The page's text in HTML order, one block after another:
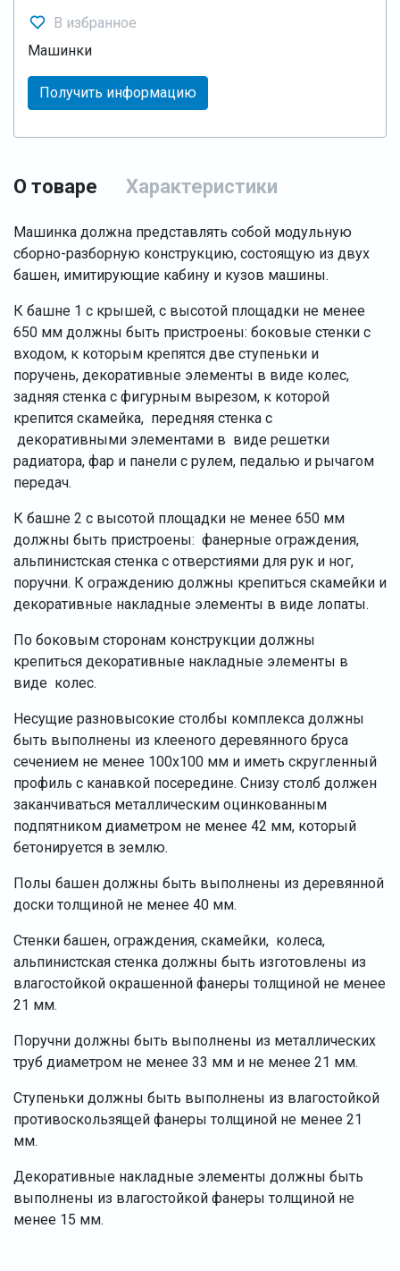
В избранное
Машинки
Получить информацию
О товаре Характеристики
Машинка должна представлять собой модульную
сборно-разборную конструкцию, состоящую из двух
башен, имитирующие кабину и кузов машины.
К башне 1 с крышей, с высотой площадки не менее
650 мм должны быть пристроены: боковые стенки с
входом, к которым крепятся две ступеньки и
поручень, декоративные элементы в виде колес,
задняя стенка с фигурным вырезом, к которой
крепится скамейка, передняя стенка с
декоративными элементами в виде решетки
радиатора, фар и панели с рулем, педалью и рычагом
передач.
К башне 2 с высотой площадки не менее 650 мм
должны быть пристроены: фанерные ограждения,
альпинистская стенка с отверстиями для рук и ног,
поручни. К ограждению должны крепиться скамейки и
декоративные накладные элементы в виде лопаты.
По боковым сторонам конструкции должны
крепиться декоративные накладные элементы в
виде колес.
Несущие разновысокие столбы комплекса должны
быть выполнены из клееного деревянного бруса
сечением не менее 100х100 мм и иметь скругленный
профиль с канавкой посередине. Снизу столб должен
заканчиваться металлическим оцинкованным
подпятником диаметром не менее 42 мм, который
бетонируется в землю.
Полы башен должны быть выполнены из деревянной
доски толщиной не менее 40 мм.
Стенки башен, ограждения, скамейки, колеса,
альпинистская стенка должны быть изготовлены из
влагостойкой окрашенной фанеры толщиной не менее
21 мм.
Поручни должны быть выполнены из металлических
труб диаметром не менее 33 мм и не менее 21 мм.
Ступеньки должны быть выполнены из влагостойкой
противоскользящей фанеры толщиной не менее 21
мм.
Декоративные накладные элементы должны быть
выполнены из влагостойкой фанеры толщиной не
менее 15 мм.